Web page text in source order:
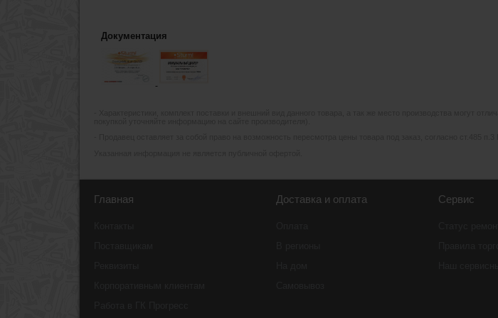
Документация
Главная Доставка и оплата Сервис